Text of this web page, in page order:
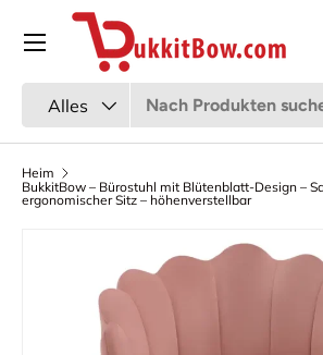
Zum Inhalt gehen
Alles
Speisekarte
Heim
BukkitBow – Bürostuhl mit Blütenblatt-Design –
ergonomischer Sitz – höhenverstellbar
Bild 2 ist nun in der Galerieansicht